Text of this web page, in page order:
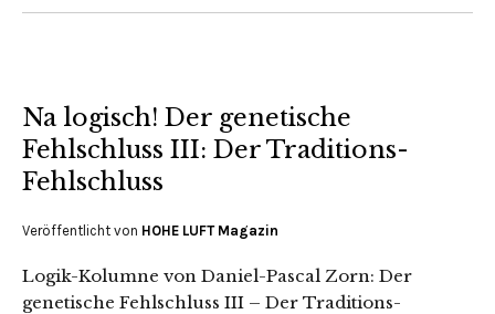
Na logisch! Der genetische
Fehlschluss III: Der Traditions-
Fehlschluss
Veröffentlicht von HOHE LUFT Magazin
Logik-Kolumne von Daniel-Pascal Zorn: Der
genetische Fehlschluss III – Der Traditions-